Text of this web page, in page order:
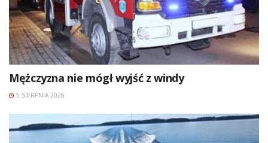
Mężczyzna nie mógł wyjść z windy
5 SIERPNIA 2026